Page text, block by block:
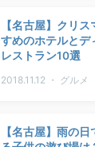
【名古屋】クリ
すめのホテルとデ
レストラン10選
2018.11.12 ・ グルメ
【名古屋】雨の